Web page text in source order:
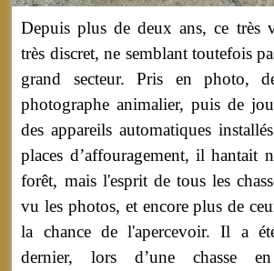
Depuis plus de deux ans, ce très
très discret, ne semblant toutefois
grand secteur. Pris en photo,
photographe animalier, puis de
des appareils automatiques
places d’affouragement, il hantait
forêt, mais l'esprit de tous les
vu les photos, et encore plus de
la chance de l'apercevoir. Il a
dernier, lors d’une chasse